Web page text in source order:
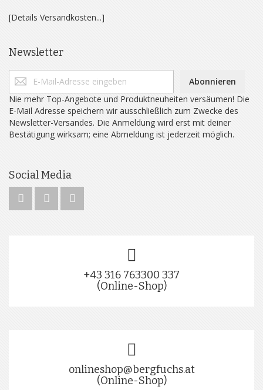
[Details Versandkosten...]
Newsletter
Abonnieren
Nie mehr Top-Angebote und Produktneuheiten versäumen! Die
E-Mail Adresse speichern wir ausschließlich zum Zwecke des
Newsletter-Versandes. Die Anmeldung wird erst mit deiner
Bestätigung wirksam; eine Abmeldung ist jederzeit möglich.
Social Media
+43 316 763300 337
(Online-Shop)
onlineshop@bergfuchs.at
(Online-Shop)